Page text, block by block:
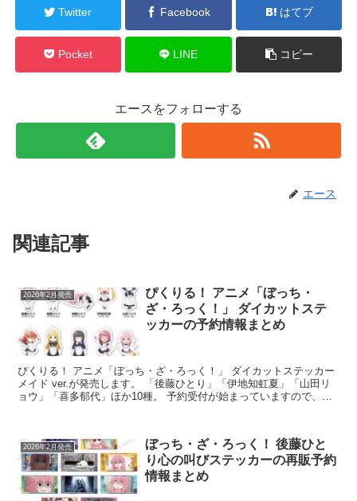
Twitter Facebook はてブ
Pocket LINE コピー
エースをフォローする
エース
関連記事
2026年2月発売
ぴくりる！ アニメ「ぼっち・
ざ・ろっく！」 ダイカットステ
ッカーの予約情報まとめ
ぴくりる！ アニメ「ぼっち・ざ・ろっく！」 ダイカットステッカー
メイド ver.が発売します。 「後藤ひとり」「伊地知虹夏」「山田リ
ョウ」「喜多郁代」ほか10種。 予約受付が始まっていますので、お
2026年2月発売
ぼっち・ざ・ろっく！ 後藤ひと
り心の叫びステッカーの再販予約
情報まとめ